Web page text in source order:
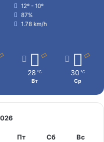
12º - 10º
87%
1.78 km/h
28 ℃
Вт
30 ℃
Ср
Пт Сб Вс